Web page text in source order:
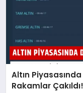
Altın
Rakamlar